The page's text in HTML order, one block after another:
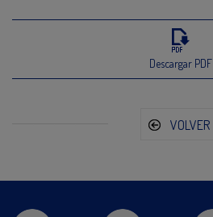
Descargar PDF
VOLVER